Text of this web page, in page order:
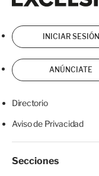
INICIAR SESIÓN
ANÚNCIATE
Directorio
Aviso de Privacidad
Secciones